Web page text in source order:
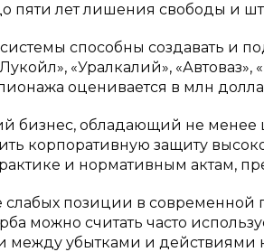
пяти лет лишения свободы и
способны создавать и
«Уралкалий»,
оценивается в млн
бизнес, обладающий не менее
корпоративную защиту
и нормативным актам,
позиции в современной
можно считать часто
между убытками и действиями